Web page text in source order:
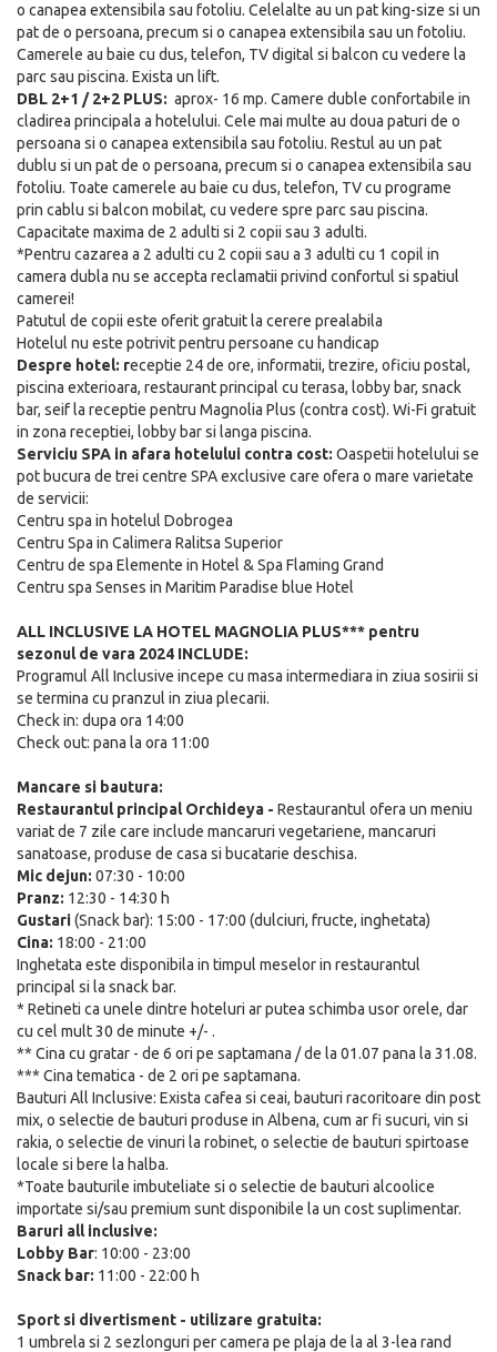
o canapea extensibila sau fotoliu. Celelalte au un pat king-size si un
pat de o persoana, precum si o canapea extensibila sau un fotoliu.
Camerele au baie cu dus, telefon, TV digital si balcon cu vedere la
parc sau piscina. Exista un lift.
DBL 2+1 / 2+2 PLUS: aprox- 16 mp. Camere duble confortabile in
cladirea principala a hotelului. Cele mai multe au doua paturi de o
persoana si o canapea extensibila sau fotoliu. Restul au un pat
dublu si un pat de o persoana, precum si o canapea extensibila sau
fotoliu. Toate camerele au baie cu dus, telefon, TV cu programe
prin cablu si balcon mobilat, cu vedere spre parc sau piscina.
Capacitate maxima de 2 adulti si 2 copii sau 3 adulti.
*Pentru cazarea a 2 adulti cu 2 copii sau a 3 adulti cu 1 copil in
camera dubla nu se accepta reclamatii privind confortul si spatiul
camerei!
Patutul de copii este oferit gratuit la cerere prealabila
Hotelul nu este potrivit pentru persoane cu handicap
Despre hotel: receptie 24 de ore, informatii, trezire, oficiu postal,
piscina exterioara, restaurant principal cu terasa, lobby bar, snack
bar, seif la receptie pentru Magnolia Plus (contra cost). Wi-Fi gratuit
in zona receptiei, lobby bar si langa piscina.
Serviciu SPA in afara hotelului contra cost: Oaspetii hotelului se
pot bucura de trei centre SPA exclusive care ofera o mare varietate
de servicii:
Centru spa in hotelul Dobrogea
Centru Spa in Calimera Ralitsa Superior
Centru de spa Elemente in Hotel & Spa Flaming Grand
Centru spa Senses in Maritim Paradise blue Hotel
ALL INCLUSIVE LA HOTEL MAGNOLIA PLUS*** pentru
sezonul de vara 2024 INCLUDE:
Programul All Inclusive incepe cu masa intermediara in ziua sosirii si
se termina cu pranzul in ziua plecarii.
Check in: dupa ora 14:00
Check out: pana la ora 11:00
Mancare si bautura:
Restaurantul principal Orchideya - Restaurantul ofera un meniu
variat de 7 zile care include mancaruri vegetariene, mancaruri
sanatoase, produse de casa si bucatarie deschisa.
Mic dejun: 07:30 - 10:00
Pranz: 12:30 - 14:30 h
Gustari(Snack bar): 15:00 - 17:00 (dulciuri, fructe, inghetata)
Cina: 18:00 - 21:00
Inghetata este disponibila in timpul meselor in restaurantul
principal si la snack bar.
* Retineti ca unele dintre hoteluri ar putea schimba usor orele, dar
cu cel mult 30 de minute +/- .
** Cina cu gratar - de 6 ori pe saptamana / de la 01.07 pana la 31.08.
*** Cina tematica - de 2 ori pe saptamana.
Bauturi All Inclusive: Exista cafea si ceai, bauturi racoritoare din post
mix, o selectie de bauturi produse in Albena, cum ar fi sucuri, vin si
rakia, o selectie de vinuri la robinet, o selectie de bauturi spirtoase
locale si bere la halba.
*Toate bauturile imbuteliate si o selectie de bauturi alcoolice
importate si/sau premium sunt disponibile la un cost suplimentar.
Baruri all inclusive:
Lobby Bar: 10:00 - 23:00
Snack bar: 11:00 - 22:00 h
Sport si divertisment - utilizare gratuita:
1 umbrela si 2 sezlonguri per camera pe plaja de la al 3-lea rand